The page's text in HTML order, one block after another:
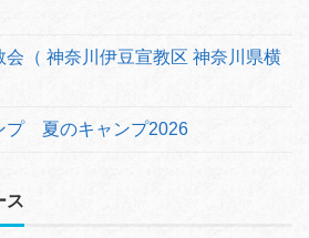
（ 神奈川伊豆宣教区 神奈川県横
プ 夏のキャンプ2026
ス